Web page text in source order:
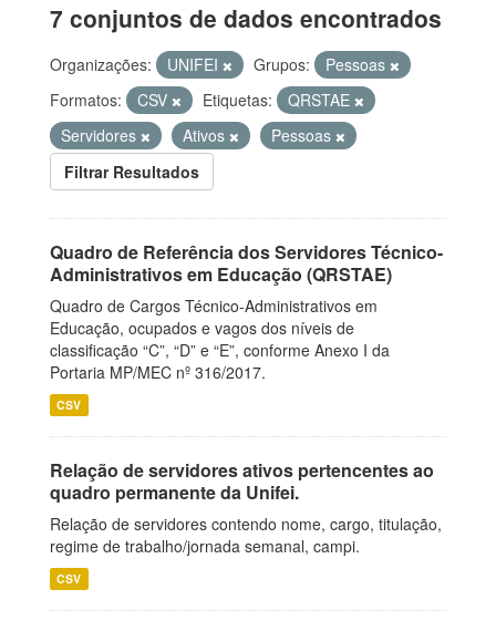
7 conjuntos de dados encontrados
Organizações: UNIFEI Grupos:
Pessoas
Formatos:
CSV Etiquetas:
QRSTAE
Servidores
Ativos
Pessoas
Filtrar Resultados
Quadro de Referência dos Servidores Técnico-
Administrativos em Educação (QRSTAE)
Quadro de Cargos Técnico-Administrativos em
Educação, ocupados e vagos dos níveis de
classificação “C”, “D” e “E”, conforme Anexo I da
Portaria MP/MEC nº 316/2017.
CSV
Relação de servidores ativos pertencentes ao
quadro permanente da Unifei.
Relação de servidores contendo nome, cargo, titulação,
regime de trabalho/jornada semanal, campi.
CSV